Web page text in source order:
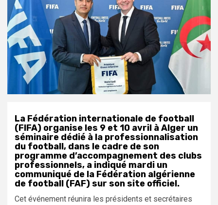
La Fédération internationale de football
(FIFA) organise les 9 et 10 avril à Alger un
séminaire dédié à la professionnalisation
du football, dans le cadre de son
programme d’accompagnement des clubs
professionnels, a indiqué mardi un
communiqué de la Fédération algérienne
de football (FAF) sur son site officiel.
Cet événement réunira les présidents et secrétaires